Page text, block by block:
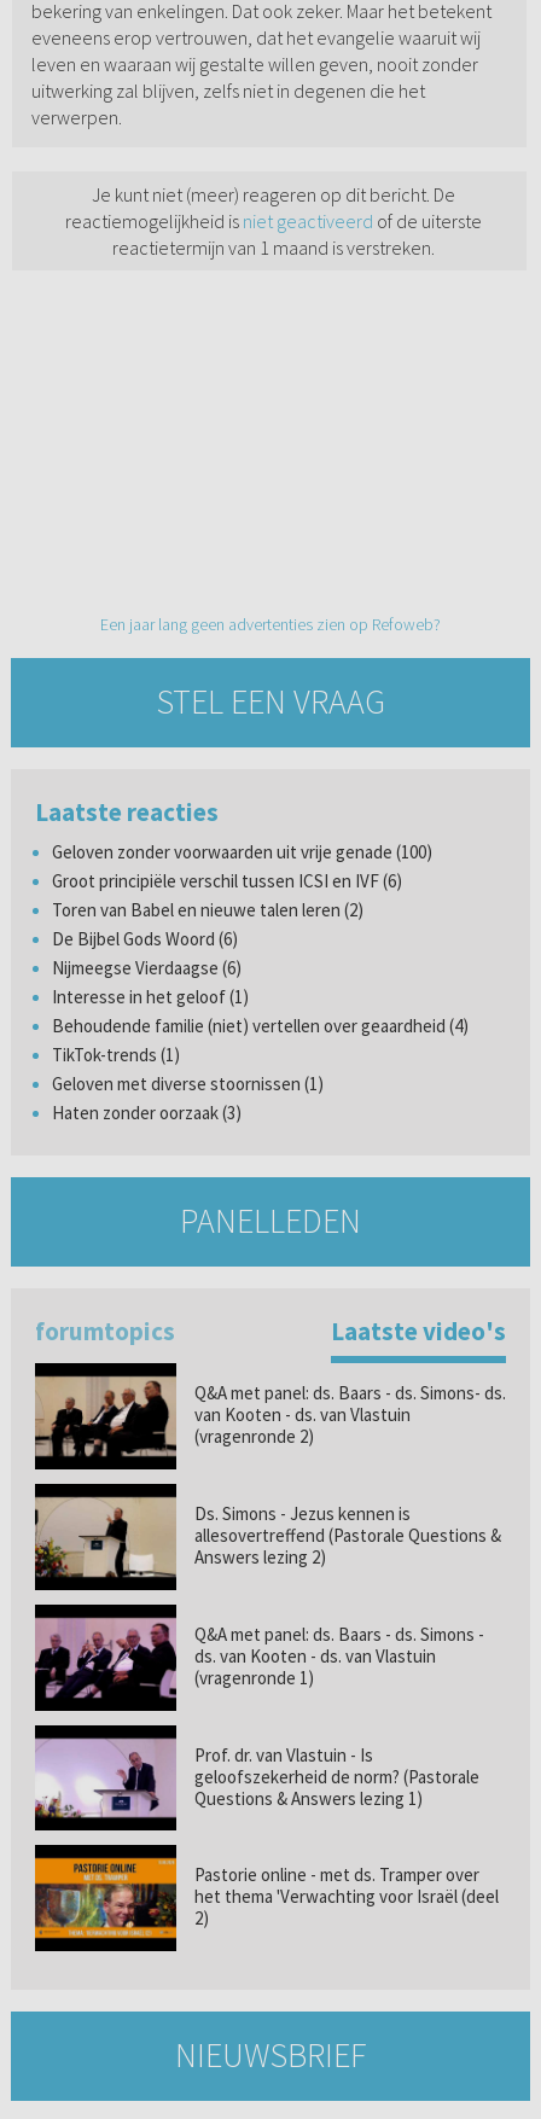
bekering van enkelingen. Dat ook zeker. Maar het betekent
eveneens erop vertrouwen, dat het evangelie waaruit wij
leven en waaraan wij gestalte willen geven, nooit zonder
uitwerking zal blijven, zelfs niet in degenen die het
verwerpen.
Je kunt niet (meer) reageren op dit bericht. De
reactiemogelijkheid is niet geactiveerd of de uiterste
reactietermijn van 1 maand is verstreken.
Een jaar lang geen advertenties zien op Refoweb?
STEL EEN VRAAG
Laatste reacties
Geloven zonder voorwaarden uit vrije genade (100)
Groot principiële verschil tussen ICSI en IVF (6)
Toren van Babel en nieuwe talen leren (2)
De Bijbel Gods Woord (6)
Nijmeegse Vierdaagse (6)
Interesse in het geloof (1)
Behoudende familie (niet) vertellen over geaardheid (4)
TikTok-trends (1)
Geloven met diverse stoornissen (1)
Haten zonder oorzaak (3)
PANELLEDEN
forumtopics Laatste video's
Q&A met panel: ds. Baars - ds. Simons- ds.
van Kooten - ds. van Vlastuin
(vragenronde 2)
Ds. Simons - Jezus kennen is
allesovertreffend (Pastorale Questions &
Answers lezing 2)
Q&A met panel: ds. Baars - ds. Simons -
ds. van Kooten - ds. van Vlastuin
(vragenronde 1)
Prof. dr. van Vlastuin - Is
geloofszekerheid de norm? (Pastorale
Questions & Answers lezing 1)
Pastorie online - met ds. Tramper over
het thema 'Verwachting voor Israël (deel
2)
NIEUWSBRIEF